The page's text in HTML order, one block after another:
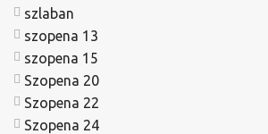
szlaban
szopena 13
szopena 15
Szopena 20
Szopena 22
Szopena 24